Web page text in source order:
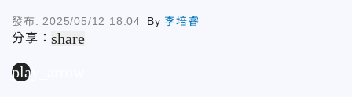
發布: 2025/05/12 18:04 By李培睿
分享：share
play_arrow